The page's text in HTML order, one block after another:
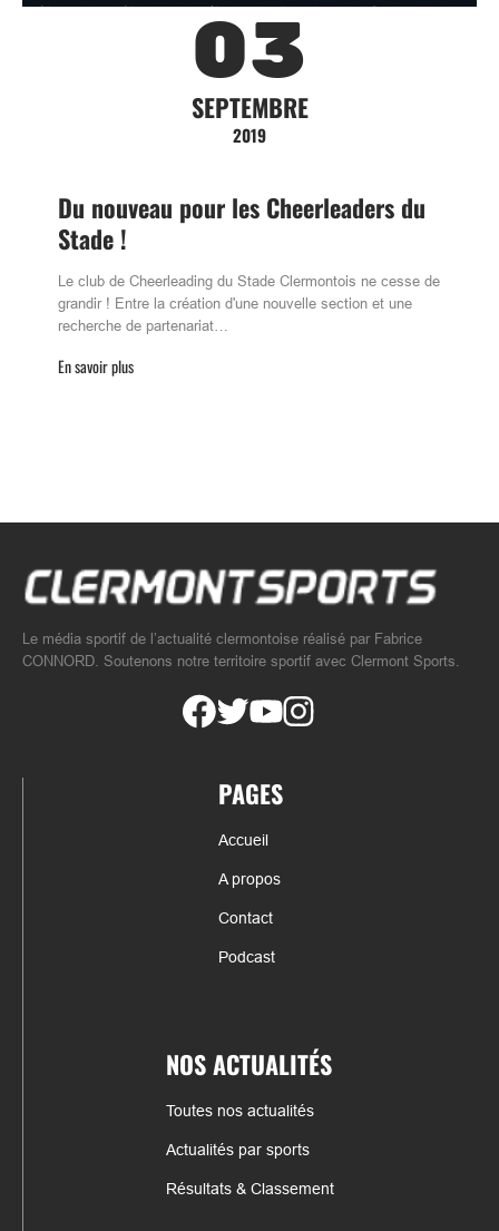
03
SEPTEMBRE
2019
Du nouveau pour les Cheerleaders du
Stade !
Le club de Cheerleading du Stade Clermontois ne cesse de
grandir ! Entre la création d'une nouvelle section et une
recherche de partenariat…
En savoir plus
Le média sportif de l’actualité clermontoise réalisé par Fabrice
CONNORD. Soutenons notre territoire sportif avec Clermont Sports.
PAGES
Accueil
A propos
Contact
Podcast
NOS ACTUALITÉS
Toutes nos actualités
Actualités par sports
Résultats & Classement